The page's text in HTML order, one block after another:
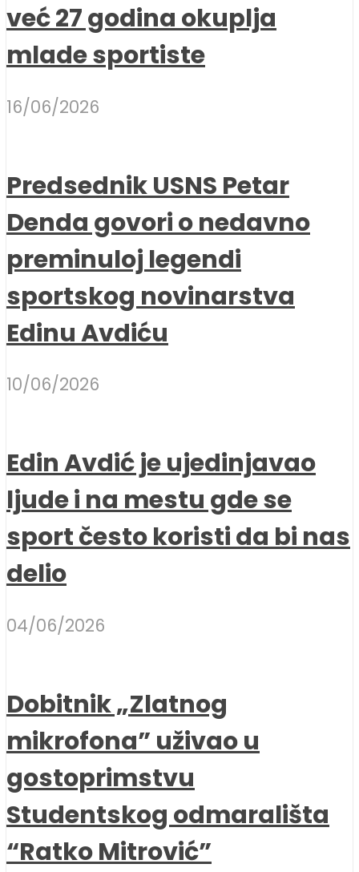
već 27 godina okuplja
mlade sportiste
16/06/2026
Predsednik USNS Petar
Denda govori o nedavno
preminuloj legendi
sportskog novinarstva
Edinu Avdiću
10/06/2026
Edin Avdić je ujedinjavao
ljude i na mestu gde se
sport često koristi da bi nas
delio
04/06/2026
Dobitnik „Zlatnog
mikrofona” uživao u
gostoprimstvu
Studentskog odmarališta
“Ratko Mitrović”